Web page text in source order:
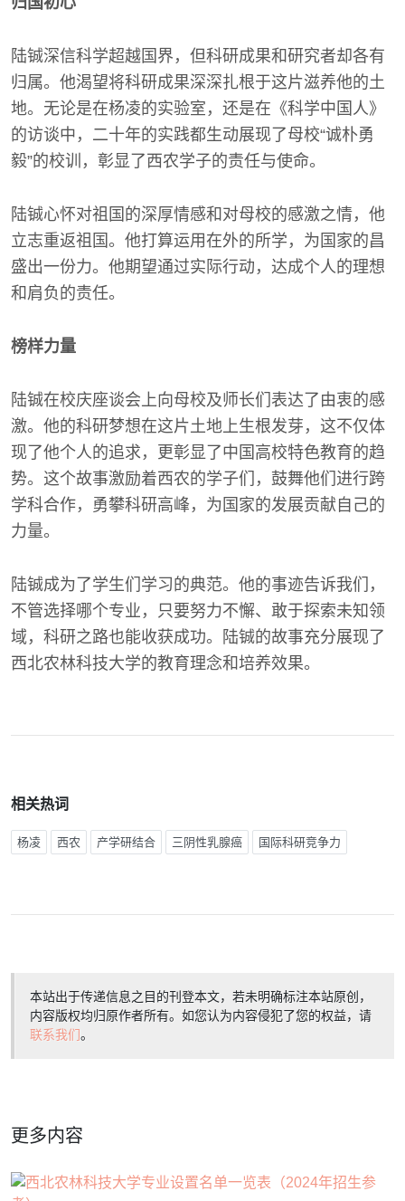
陆铖深信科学超越国界，但科研成果和研究者却各有
归属。他渴望将科研成果深深扎根于这片滋养他的土
地。无论是在杨凌的实验室，还是在《科学中国人》
的访谈中，二十年的实践都生动展现了母校“诚朴勇
毅”的校训，彰显了西农学子的责任与使命。
陆铖心怀对祖国的深厚情感和对母校的感激之情，他
立志重返祖国。他打算运用在外的所学，为国家的昌
盛出一份力。他期望通过实际行动，达成个人的理想
和肩负的责任。
榜样力量
陆铖在校庆座谈会上向母校及师长们表达了由衷的感
激。他的科研梦想在这片土地上生根发芽，这不仅体
现了他个人的追求，更彰显了中国高校特色教育的趋
势。这个故事激励着西农的学子们，鼓舞他们进行跨
学科合作，勇攀科研高峰，为国家的发展贡献自己的
力量。
陆铖成为了学生们学习的典范。他的事迹告诉我们，
不管选择哪个专业，只要努力不懈、敢于探索未知领
域，科研之路也能收获成功。陆铖的故事充分展现了
西北农林科技大学的教育理念和培养效果。
相关热词
杨凌 西农 产学研结合 三阴性乳腺癌 国际科研竞争力
本站出于传递信息之目的刊登本文，若未明确标注本站原创，
内容版权均归原作者所有。如您认为内容侵犯了您的权益，请
联系我们。
更多内容